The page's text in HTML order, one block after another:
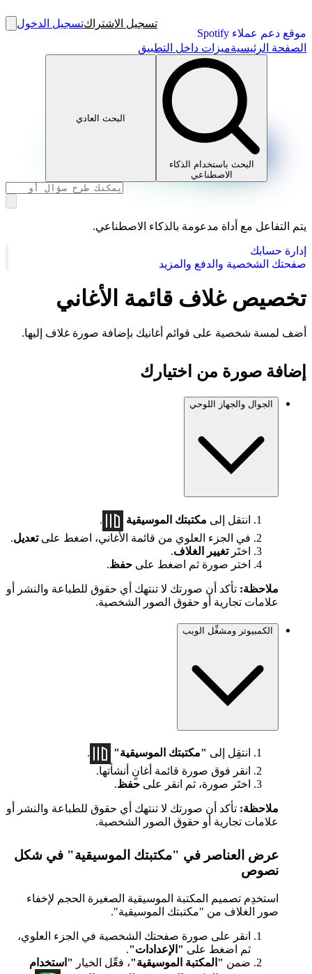
موقع دعم عملاء Spotify
تسجيل الاشتراكتسجيل الدخول
الصفحة الرئيسيةميزات داخل التطبيق
البحث باستخدام الذكاء
الاصطناعي
البحث العادي
يتم التفاعل مع أداة مدعومة بالذكاء الاصطناعي.
إدارة حسابك
صفحتك الشخصية والدفع والمزيد
تخصيص غلاف قائمة الأغاني
أضف لمسة شخصية على قوائم أغانيك بإضافة صورة غلاف إليها.
إضافة صورة من اختيارك
الجوال والجهاز اللوحي
انتقل إلى مكتبتك الموسيقية
.
في الجزء العلوي من قائمة الأغاني، اضغط علىتعديل.
اختَرتغيير الغلاف.
اختر صورة ثم اضغط على حفظ.
ملاحظة: تأكد أن صورتك لا تنتهك أي حقوق للطباعة والنشر أو
علامات تجارية أو حقوق الصور الشخصية.
الكمبيوتر ومشغِّل الويب
انتقِل إلى "مكتبتك الموسيقية"
.
انقر فوق صورة قائمة أغانٍ أنشأتها.
اختَر صورة، ثم انقر على حفظ.
ملاحظة: تأكد أن صورتك لا تنتهك أي حقوق للطباعة والنشر أو
علامات تجارية أو حقوق الصور الشخصية.
عرض العناصر في "مكتبتك الموسيقية" في شكل
نصوص
استخدِم تصميم المكتبة الموسيقية الصغيرة الحجم لإخفاء
صور الغلاف من "مكتبتك الموسيقية".
انقر على صورة صفحتك الشخصية في الجزء العلوي،
ثم اضغط على "الإعدادات".
ضمن "المكتبة الموسيقية"، فعِّل الخيار
"استخدام